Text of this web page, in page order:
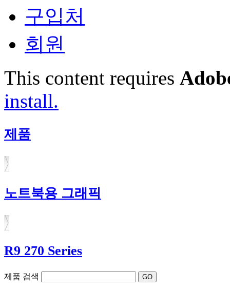
구입처
회원
This content requires
install.
제품
노트북용 그래픽
R9 270 Series
제품 검색